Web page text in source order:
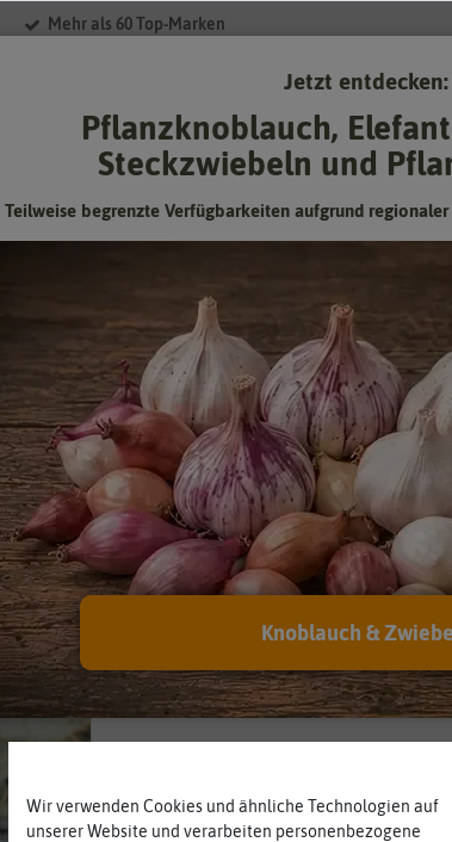
Mehr als 60 Top-Marken
Schnittlauch Twiggy
Feinröhrige Sorte
Mindesthaltbarkeitsdatum (MHD)
fast erreicht:
Kann man abgelaufenes Saatgut
verwenden?
Hersteller:
Sperli-Samen
84656-old57
ausreichend für ca. 100 Pflanzen
Wie viel ist enthalten
min. 01/
Zeitpunkt,
und
Wir verwenden Cookies und ähnliche Technologien auf
unserer Website und verarbeiten personenbezogene
Jetzt entdecken:
Pflanzknoblauch,
Steckzwiebeln und
Teilweise begrenzte Verfügbarkeiten aufgrund
Knoblauch &